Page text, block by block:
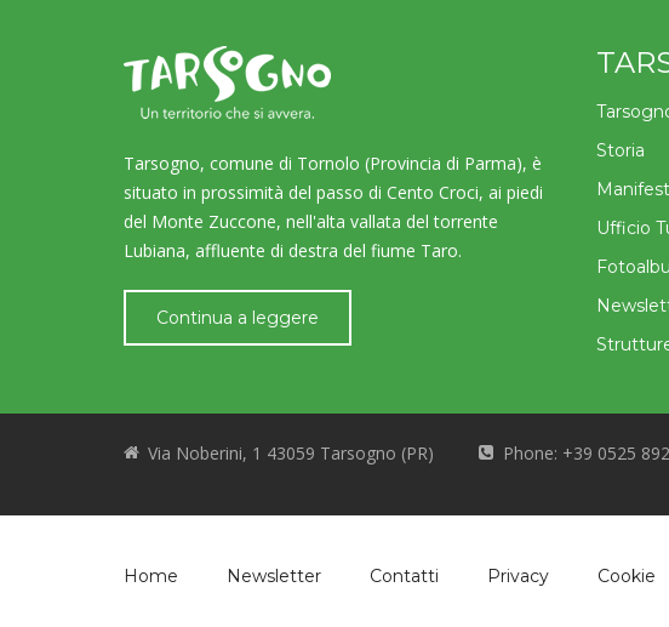
Tarsogno, comune di Tornolo (Provincia di Parma), è
situato in prossimità del passo di Cento Croci, ai piedi
del Monte Zuccone, nell'alta vallata del torrente
Lubiana, affluente di destra del fiume Taro.
Continua a leggere
Storia
Ufficio
Via Noberini, 1 43059 Tarsogno (PR) Phone: +39 0525
Home Newsletter Contatti Privacy Cookie